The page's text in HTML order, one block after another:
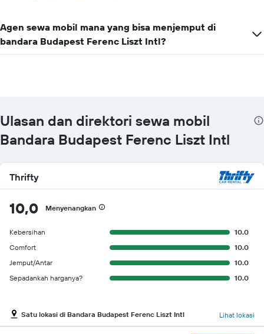
Agen sewa mobil mana yang bisa menjemput di
bandara Budapest Ferenc Liszt Intl?
Ulasan dan direktori sewa mobil
Bandara Budapest Ferenc Liszt Intl
Thrifty
10,0 Menyenangkan
Kebersihan
10.0
Comfort
10.0
Jemput/Antar
10.0
Sepadankah harganya?
10.0
Satu lokasi di Bandara Budapest Ferenc Liszt Intl Lihat lokasi